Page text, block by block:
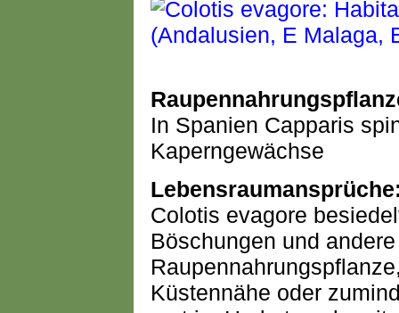
In Spanien Capparis
Kaperngewächse
Colotis evagore
Böschungen und
Küstennähe oder